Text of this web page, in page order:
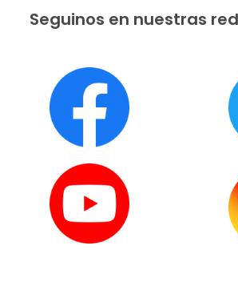
Seguinos en nuestras